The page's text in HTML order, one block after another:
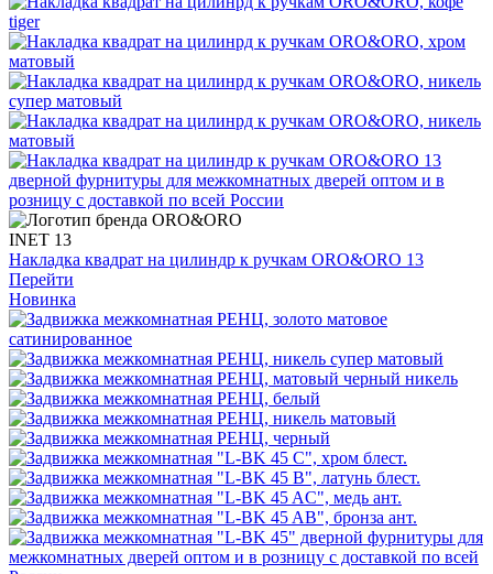
INET 13
Накладка квадрат на цилиндр к ручкам ORO&ORO 13
Перейти
Новинка